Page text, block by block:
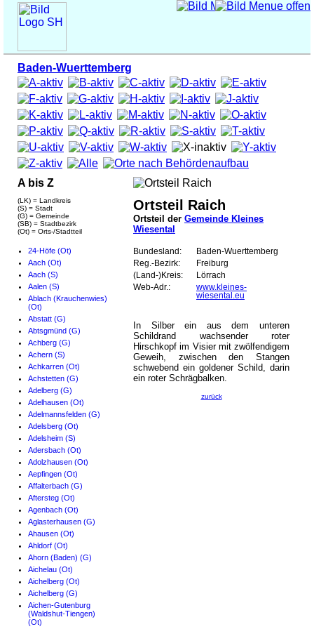
Baden-Wuerttemberg
A bis Z
(LK) = Landkreis
(S) = Stadt
(G) = Gemeinde
(SB) = Stadtbezirk
(Ot) = Orts-/Stadtteil
24-Höfe (Ot)
Aach (Ot)
Aach (S)
Aalen (S)
Ablach (Krauchenwies)
(Ot)
Abstatt (G)
Abtsgmünd (G)
Achberg (G)
Achern (S)
Achkarren (Ot)
Achstetten (G)
Adelberg (G)
Adelhausen (Ot)
Adelmannsfelden (G)
Adelsberg (Ot)
Adelsheim (S)
Adersbach (Ot)
Adolzhausen (Ot)
Aepfingen (Ot)
Affalterbach (G)
Aftersteg (Ot)
Agenbach (Ot)
Aglasterhausen (G)
Ahausen (Ot)
Ahldorf (Ot)
Ahorn (Baden) (G)
Aichelau (Ot)
Aichelberg (Ot)
Aichelberg (G)
Aichen-Gutenburg
(Waldshut-Tiengen)
(Ot)
Ortsteil Raich
Ortsteil der Gemeinde Kleines
Wiesental
Bundesland:
Baden-Wuerttemberg
Reg.-Bezirk:
Freiburg
(Land-)Kreis:
Lörrach
Web-Adr.:
www.kleines-
wiesental.eu
In Silber ein aus dem unteren
Schildrand wachsender roter
Hirschkopf im Visier mit zwölfendigem
Geweih, zwischen den Stangen
schwebend ein goldener Schild, darin
ein roter Schrägbalken.
zurück